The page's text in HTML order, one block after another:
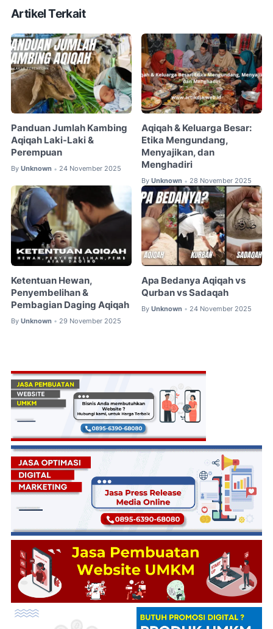
Artikel Terkait
Panduan Jumlah Kambing
Aqiqah Laki-Laki &
Perempuan
By Unknown • 24 November 2025
Aqiqah & Keluarga Besar:
Etika Mengundang,
Menyajikan, dan
Menghadiri
By Unknown • 28 November 2025
Ketentuan Hewan,
Penyembelihan &
Pembagian Daging Aqiqah
By Unknown • 29 November 2025
Apa Bedanya Aqiqah vs
Qurban vs Sadaqah
By Unknown • 24 November 2025